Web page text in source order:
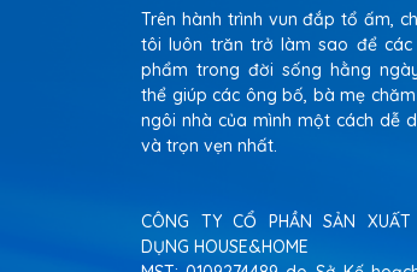
Trên hành trình vun đắp tổ ấm,
tôi luôn trăn trở làm sao để các
phẩm trong đời sống hằng
thể giúp các ông bố, bà mẹ
ngôi nhà của mình một cách dễ
và trọn vẹn nhất.
CÔNG TY CỔ PHẦN SẢN XUẤT
DỤNG HOUSE&HOME